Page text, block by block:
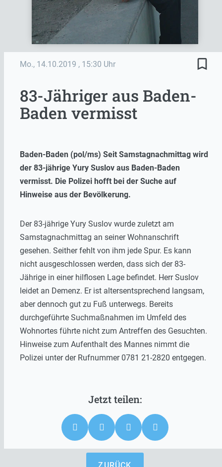
Mo., 14.10.2019 , 15:30 Uhr bookmark_border
83-Jähriger aus Baden-
Baden vermisst
Baden-Baden (pol/ms) Seit Samstagnachmittag wird
der 83-jährige Yury Suslov aus Baden-Baden
vermisst. Die Polizei hofft bei der Suche auf
Hinweise aus der Bevölkerung.
Der 83-jährige Yury Suslov wurde zuletzt am
Samstagnachmittag an seiner Wohnanschrift
gesehen. Seither fehlt von ihm jede Spur. Es kann
nicht ausgeschlossen werden, dass sich der 83-
Jährige in einer hilflosen Lage befindet. Herr Suslov
leidet an Demenz. Er ist altersentsprechend langsam,
aber dennoch gut zu Fuß unterwegs. Bereits
durchgeführte Suchmaßnahmen im Umfeld des
Wohnortes führte nicht zum Antreffen des Gesuchten.
Hinweise zum Aufenthalt des Mannes nimmt die
Polizei unter der Rufnummer 0781 21-2820 entgegen.